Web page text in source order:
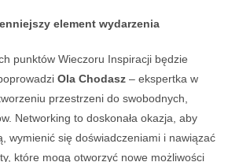
element wydarzenia
punktów Wieczoru Inspiracji będzie
Ola Chodasz – ekspertka w
przestrzeni do swobodnych,
Networking to doskonała okazja, aby
wymienić się doświadczeniami i nawiązać
które mogą otworzyć nowe możliwości